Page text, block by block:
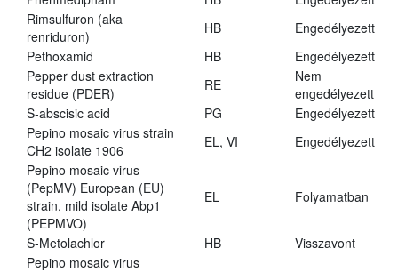
Rimsulfuron (aka
renriduron)
HB
Engedélyezett
Pethoxamid
HB
Engedélyezett
Pepper dust extraction
residue (PDER)
RE
Nem
engedélyezett
S-abscisic acid
PG
Engedélyezett
Pepino mosaic virus strain
CH2 isolate 1906
EL, VI
Engedélyezett
Pepino mosaic virus
(PepMV) European (EU)
strain, mild isolate Abp1
(PEPMVO)
EL Folyamatban
S-Metolachlor HB
Visszavont
Pepino mosaic virus